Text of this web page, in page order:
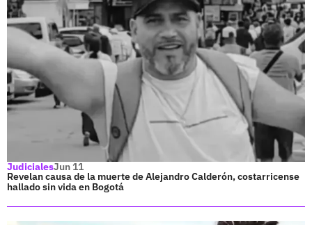
JudicialesJun 11
Revelan causa de la muerte de Alejandro Calderón, costarricense
hallado sin vida en Bogotá